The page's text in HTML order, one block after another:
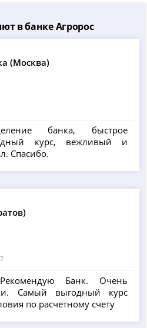
в банке Агророс
(Москва)
банка, быстрое
курс, вежливый и
Спасибо.
Банк. Очень
Самый выгодный курс
по расчетному счету